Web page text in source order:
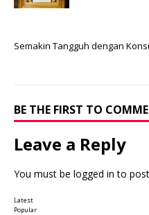
Semakin Tangguh dengan
BE THE FIRST TO
Leave a Reply
You must be logged in to
Latest
Popular